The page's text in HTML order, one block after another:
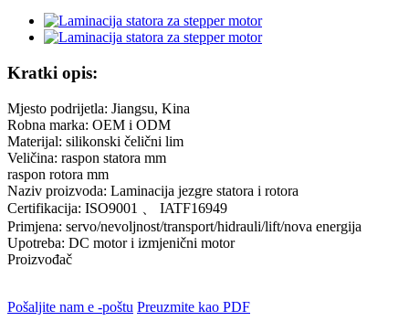
Kratki opis:
Mjesto podrijetla: Jiangsu, Kina
Robna marka: OEM i ODM
Materijal: silikonski čelični lim
Veličina: raspon statora mm
raspon rotora mm
Naziv proizvoda: Laminacija jezgre statora i rotora
Certifikacija: ISO9001 、 IATF16949
Primjena: servo/nevoljnost/transport/hidrauli/lift/nova energija
Upotreba: DC motor i izmjenični motor
Proizvođač
Pošaljite nam e -poštu Preuzmite kao PDF